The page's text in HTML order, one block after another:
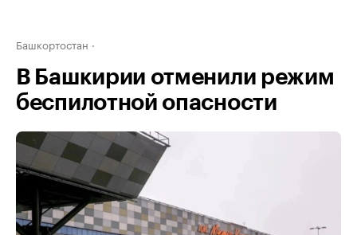
Башкортостан
В Башкирии отменили режим
беспилотной опасности